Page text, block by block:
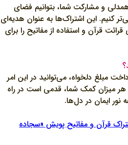
و مشارکت شما، بتوانیم فضای
کنیم. این اشتراک‌ها به عنوان هدیه‌ای
قرآن و استفاده از مفاتیح را برای
مبلغ دلخواه، می‌توانید در این امر
میزان کمک شما، قدمی است در راه
ایمان در دل‌ها.
در نذر 5000 اشتراک قرآن و مفاتیح پویش «سجاده